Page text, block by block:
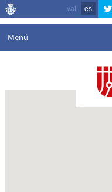
val es
Menú
Agenda